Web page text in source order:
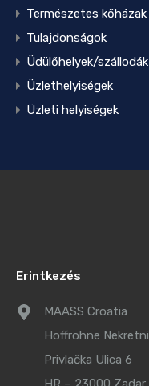
Természetes kőházak
Tulajdonságok
Üdülőhelyek/szállodák
Üzlethelyiségek
Üzleti helyiségek
Erintkezés
MAASS Croatia
Hoffrohne
Privlačka Ulica 6